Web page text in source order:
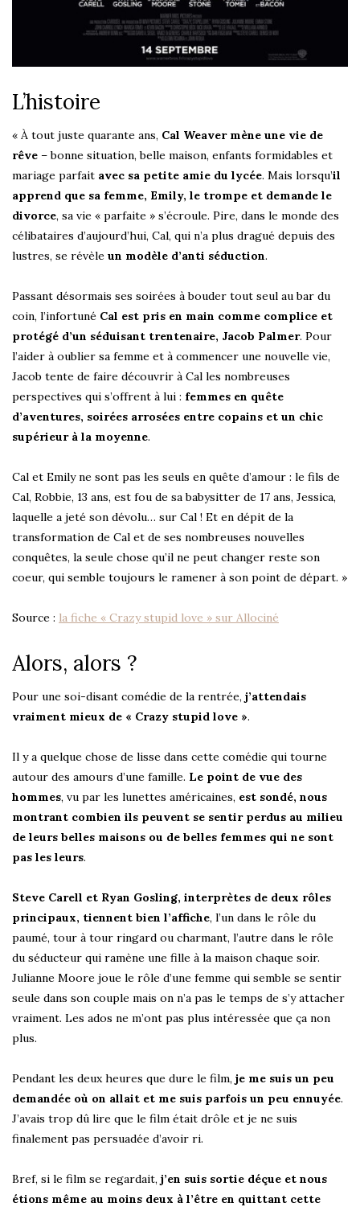
L’histoire
« À tout juste quarante ans, Cal Weaver mène une vie de
rêve – bonne situation, belle maison, enfants formidables et
mariage parfait avec sa petite amie du lycée. Mais lorsqu’il
apprend que sa femme, Emily, le trompe et demande le
divorce, sa vie « parfaite » s’écroule. Pire, dans le monde des
célibataires d’aujourd’hui, Cal, qui n’a plus dragué depuis des
lustres, se révèle un modèle d’anti séduction.
Passant désormais ses soirées à bouder tout seul au bar du
coin, l’infortuné Cal est pris en main comme complice et
protégé d’un séduisant trentenaire, Jacob Palmer. Pour
l’aider à oublier sa femme et à commencer une nouvelle vie,
Jacob tente de faire découvrir à Cal les nombreuses
perspectives qui s’offrent à lui : femmes en quête
d’aventures, soirées arrosées entre copains et un chic
supérieur à la moyenne.
Cal et Emily ne sont pas les seuls en quête d’amour : le fils de
Cal, Robbie, 13 ans, est fou de sa babysitter de 17 ans, Jessica,
laquelle a jeté son dévolu… sur Cal ! Et en dépit de la
transformation de Cal et de ses nombreuses nouvelles
conquêtes, la seule chose qu’il ne peut changer reste son
coeur, qui semble toujours le ramener à son point de départ. »
Source : la fiche « Crazy stupid love » sur Allociné
Alors, alors ?
Pour une soi-disant comédie de la rentrée, j’attendais
vraiment mieux de « Crazy stupid love ».
Il y a quelque chose de lisse dans cette comédie qui tourne
autour des amours d’une famille. Le point de vue des
hommes, vu par les lunettes américaines, est sondé, nous
montrant combien ils peuvent se sentir perdus au milieu
de leurs belles maisons ou de belles femmes qui ne sont
pas les leurs.
Steve Carell et Ryan Gosling, interprètes de deux rôles
principaux, tiennent bien l’affiche, l’un dans le rôle du
paumé, tour à tour ringard ou charmant, l’autre dans le rôle
du séducteur qui ramène une fille à la maison chaque soir.
Julianne Moore joue le rôle d’une femme qui semble se sentir
seule dans son couple mais on n’a pas le temps de s’y attacher
vraiment. Les ados ne m’ont pas plus intéressée que ça non
plus.
Pendant les deux heures que dure le film, je me suis un peu
demandée où on allait et me suis parfois un peu ennuyée.
J’avais trop dû lire que le film était drôle et je ne suis
finalement pas persuadée d’avoir ri.
Bref, si le film se regardait, j’en suis sortie déçue et nous
étions même au moins deux à l’être en quittant cette